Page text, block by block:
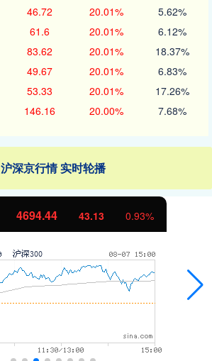
46.72 20.01% 5.62%
61.6 20.01% 6.12%
83.62 20.01% 18.37%
49.67 20.01% 6.83%
53.33 20.01% 17.26%
146.16 20.00% 7.68%
沪深京行情 实时轮播
0.93%